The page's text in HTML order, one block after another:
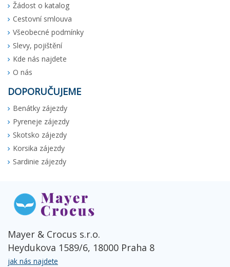
Žádost o katalog
Cestovní smlouva
Všeobecné podmínky
Slevy, pojištění
Kde nás najdete
O nás
DOPORUČUJEME
Benátky zájezdy
Pyreneje zájezdy
Skotsko zájezdy
Korsika zájezdy
Sardinie zájezdy
Mayer & Crocus s.r.o.
Heydukova 1589/6, 18000 Praha 8
jak nás najdete